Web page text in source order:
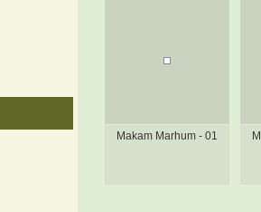
Makam Marhum - 01